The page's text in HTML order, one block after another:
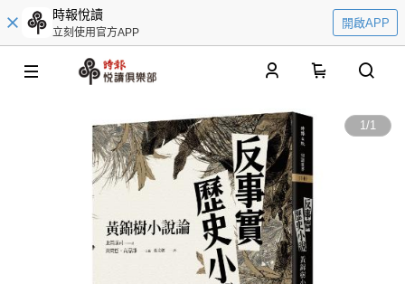
時報悅讀
立刻使用官方APP
開啟APP
1/1